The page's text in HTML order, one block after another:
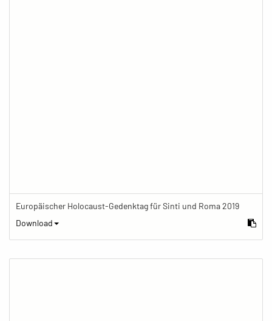
Europäischer Holocaust-Gedenktag für Sinti und Roma 2019
Download